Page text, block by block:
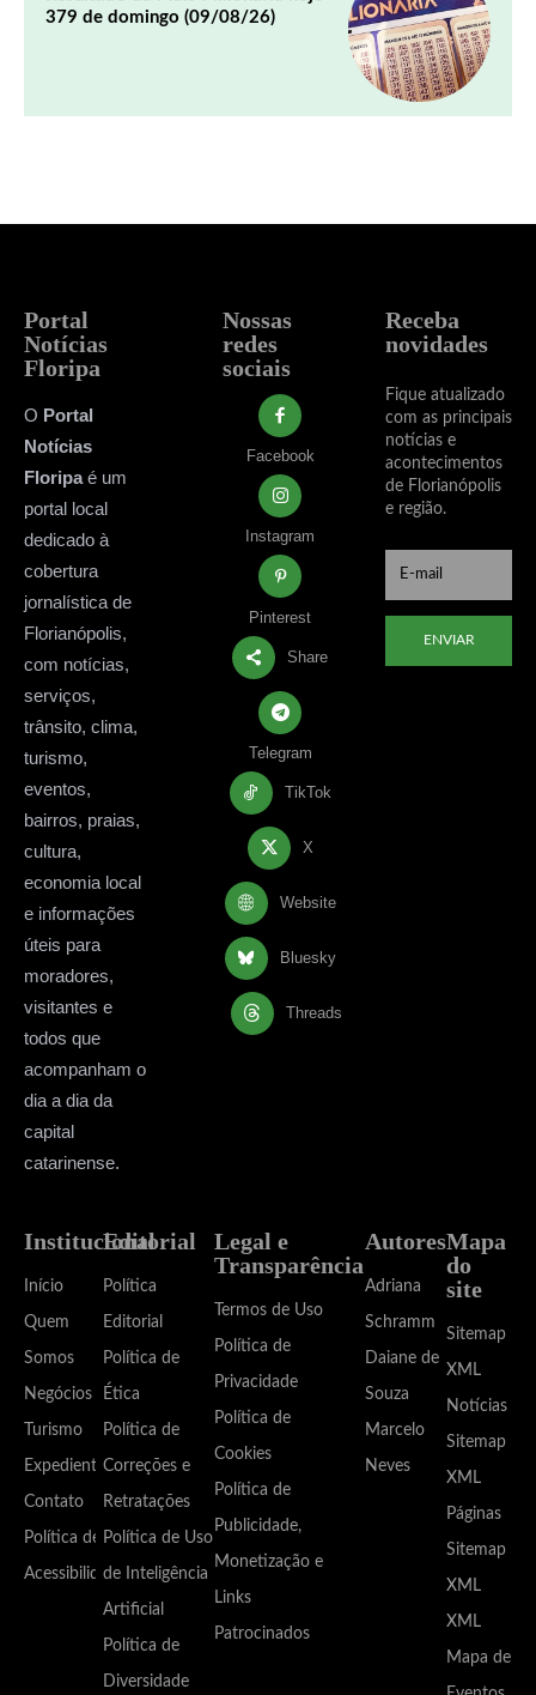
379 de domingo (09/08/26)
Portal
Notícias
Floripa
O Portal
Notícias
Floripaé um
portal local
dedicado à
cobertura
jornalística de
Florianópolis,
com notícias,
serviços,
trânsito, clima,
turismo,
eventos,
bairros, praias,
cultura,
economia local
e informações
úteis para
moradores,
visitantes e
todos que
acompanham o
dia a dia da
capital
catarinense.
Nossas
redes
sociais
Facebook
Instagram
Pinterest
Share
Telegram
TikTok
X
Website
Bluesky
Threads
Receba
novidades
Fique atualizado
com as principais
notícias e
acontecimentos
de Florianópolis
e região.
ENVIAR
Institucional
Início
Quem
Somos
Negócios
Turismo
Expediente
Contato
Política de
Acessibilidade
Editorial
Política
Editorial
Política de
Ética
Política de
Correções e
Retratações
Política de Uso
de Inteligência
Artificial
Política de
Diversidade
Legal e
Transparência
Termos de Uso
Política de
Privacidade
Política de
Cookies
Política de
Publicidade,
Monetização e
Links
Patrocinados
Autores
Adriana
Schramm
Daiane de
Souza
Marcelo
Neves
Mapa
do
site
Sitemap
XML
Notícias
Sitemap
XML
Páginas
Sitemap
XML
XML
Mapa de